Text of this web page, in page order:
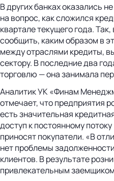
В других банках оказались
на вопрос, как сложился
квартале текущего года.
сообщить, каким образом в
между отраслями кредиты,
сектору. В последние два
торговлю — она занимала
Аналитик УК «Финам
отмечает, что предприятия
есть значительная
доступ к постоянному
приносят покупатели. «В
нет проблемы
клиентов. В результате
привлекательным